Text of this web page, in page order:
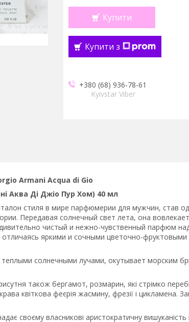
Купити
Купити з
+380 (68) 936-78-61
Kyivstar Viber
Armani Acqua di Gio
Аква Ді Джіо Пур Хом) 40 мл
стиля в мире парфюмерии для мужчин, став
Передавая солнечный свет лета, она
чистый и нежно-чувственный парфюм
яркими и сочными цветочно-
солнечными лучами, окутывает морским
також бергамот, розмарин, які стрімко
квіткова феєрія жасмину, фрезії і цикламена.
своєму власникові аристократичну вишуканість